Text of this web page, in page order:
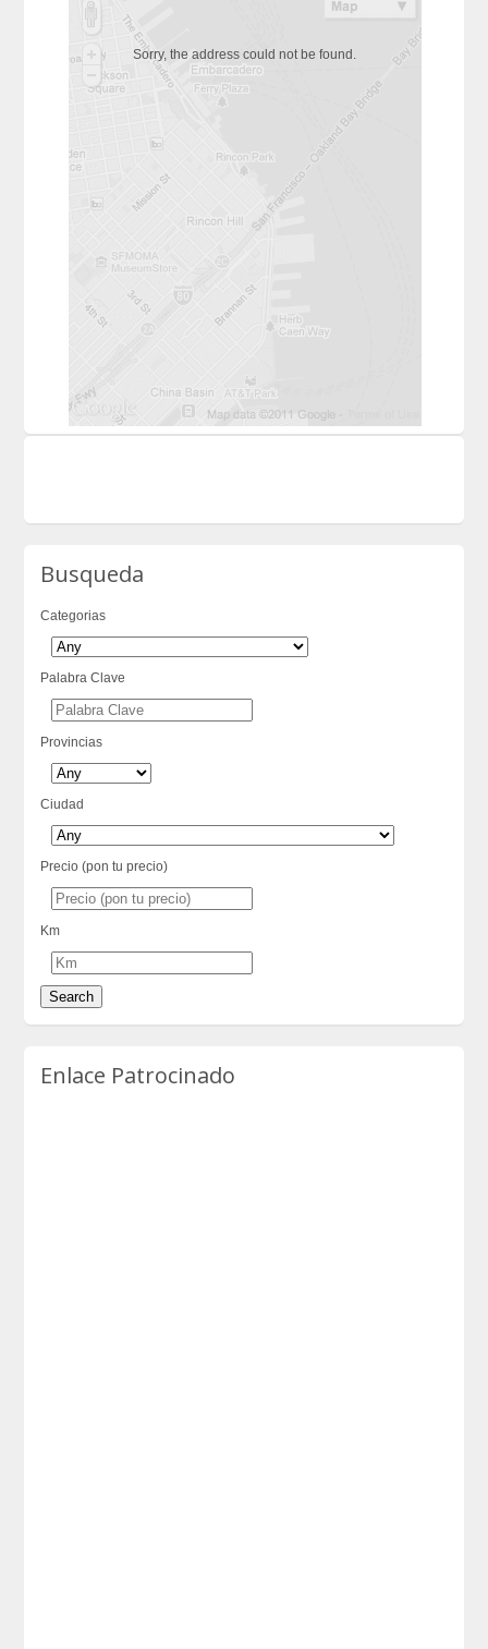
Sorry, the address could not be found.
Busqueda
Categorias
Palabra Clave
Provincias
Ciudad
Precio (pon tu precio)
Km
Enlace Patrocinado